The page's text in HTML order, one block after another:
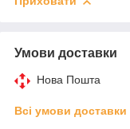
Умови доставки
Нова Пошта
Всі умови доставки